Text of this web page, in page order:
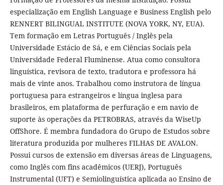
especialização em English Language e Business English pelo
RENNERT BILINGUAL INSTITUTE (NOVA YORK, NY, EUA).
Tem formação em Letras Português / Inglês pela
Universidade Estácio de Sá, e em Ciências Sociais pela
Universidade Federal Fluminense. Atua como consultora
linguística, revisora de texto, tradutora e professora há
mais de vinte anos. Trabalhou como instrutora de língua
portuguesa para estrangeiros e língua inglesa para
brasileiros, em plataforma de perfuração e em navio de
suporte às operações da PETROBRAS, através da WiseUp
OffShore. É membra fundadora do Grupo de Estudos sobre
literatura produzida por mulheres FILHAS DE AVALON.
Possui cursos de extensão em diversas áreas de Linguagens,
como Inglês com fins acadêmicos (UERJ), Português
Instrumental (UFT) e Semiolinguística aplicada ao Ensino de